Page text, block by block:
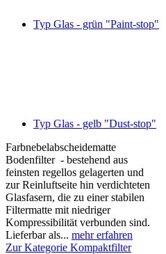
Typ Glas - grün "Paint-stop"
Typ Glas - gelb "Dust-stop"
Farbnebelabscheidematte
Bodenfilter - bestehend aus
feinsten regellos gelagerten und
zur Reinluftseite hin verdichteten
Glasfasern, die zu einer stabilen
Filtermatte mit niedriger
Kompressibilität verbunden sind.
Lieferbar als... mehr erfahren
Zur Kategorie Kompaktfilter